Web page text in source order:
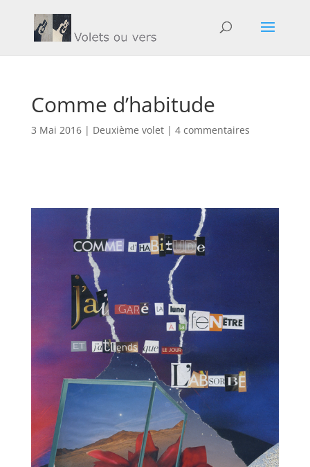
Comme d’habitude
3 Mai 2016| Deuxième volet| 4 commentaires